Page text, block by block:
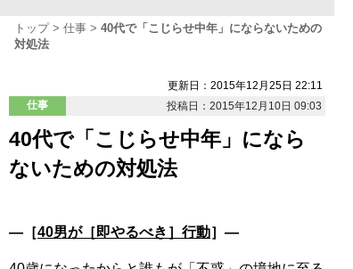
トップ 仕事
40代で「こじらせ中年」にならないための
対処法
更新日：2015年12月25日 22:11
仕事
投稿日：2015年12月10日 09:03
40代で「こじらせ中年」になら
ないための対処法
―［40男が［即やるべき］行動］―